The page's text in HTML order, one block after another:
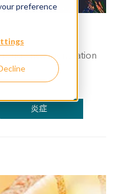
preference
next generation
炎症